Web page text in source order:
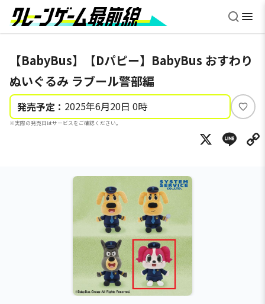
【BabyBus】【Dパピー】BabyBus おすわり
ぬいぐるみ ラブール警部編
発売予定： 2025年6月20日 0時
※実際の発売日はサービスをご確認ください。
い
ね
X